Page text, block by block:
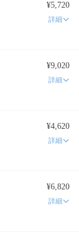
¥5,720
詳細
¥9,020
詳細
¥4,620
詳細
¥6,820
詳細